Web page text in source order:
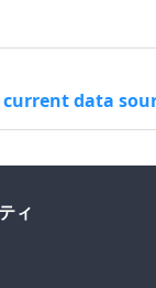
current data
ィ